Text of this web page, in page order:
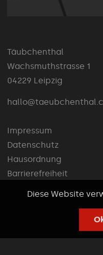
Täubchenthal
Wachsmuthstrasse 1
04229 Leipzig
Impressum
Datenschutz
Hausordnung
Barrierefreiheit
Diese Website